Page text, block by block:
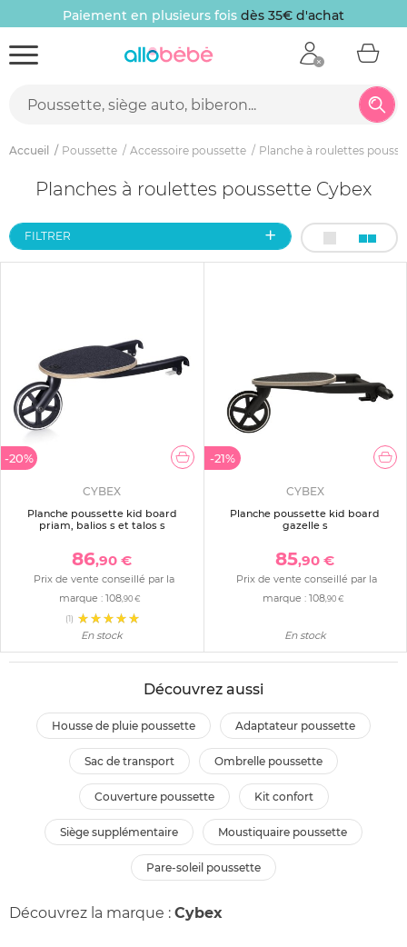
Paiement en plusieurs fois dès 35€ d'achat
Accueil Poussette Accessoire poussette Planche à roulettes
Planches à roulettes poussette Cybex
FILTRER
-20%
CYBEX
Planche poussette kid board
priam, balios s et talos s
86,90 €
Prix de vente conseillé par la
marque :108,90 €
(1)
En stock
-21%
CYBEX
Planche poussette kid board
gazelle s
85,90 €
Prix de vente conseillé par la
marque : 108,90 €
En stock
Découvrez aussi
housse de pluie poussette adaptateur poussette
sac de transport ombrelle poussette
couverture poussette kit confort
siège supplémentaire moustiquaire poussette
pare-soleil poussette
Découvrez la marque : Cybex